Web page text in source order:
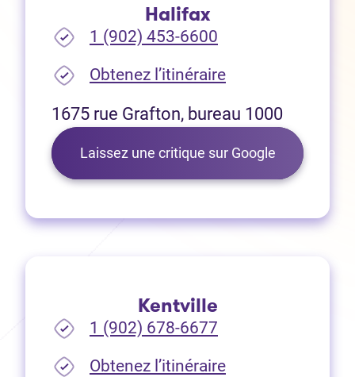
Halifax
1 (902) 453-6600
Obtenez l’itinéraire(Ouvre dans un
1675 rue Grafton, bureau 1000
Laissez une critique sur Google(Ouvre
Kentville
1 (902) 678-6677
Obtenez l’itinéraire(Ouvre dans un